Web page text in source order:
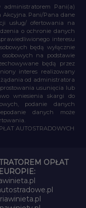
administratorem Pani(a)
Akcyjna. Pani/Pana dane
usług/ ofertowania na
o ochronie danych
interesu
będą wyłącznie
na podstawie
będą przez
interes realizowany
od administratora
usunięcia lub
wniesienia skargi do
podanie danych
danych może
AUTOSTRADOWYCH
OPŁAT